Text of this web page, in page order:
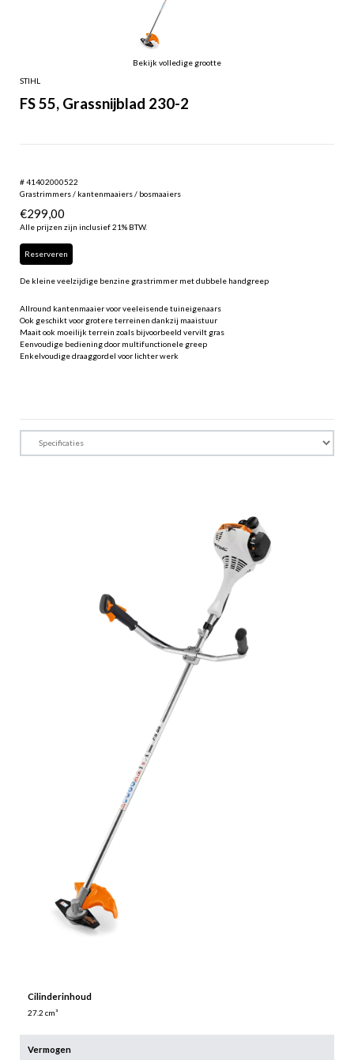
Bekijk volledige grootte
STIHL
FS 55, Grassnijblad 230-2
# 41402000522
Grastrimmers / kantenmaaiers / bosmaaiers
€299,00
Alle prijzen zijn inclusief 21% BTW.
Reserveren
De kleine veelzijdige benzine grastrimmer met dubbele handgreep
Allround kantenmaaier voor veeleisende tuineigenaars
Ook geschikt voor grotere terreinen dankzij maaistuur
Maait ook moeilijk terrein zoals bijvoorbeeld vervilt gras
Eenvoudige bediening door multifunctionele greep
Enkelvoudige draaggordel voor lichter werk
Cilinderinhoud
27.2 cm³
Vermogen